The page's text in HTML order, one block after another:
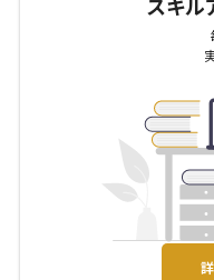
スキル